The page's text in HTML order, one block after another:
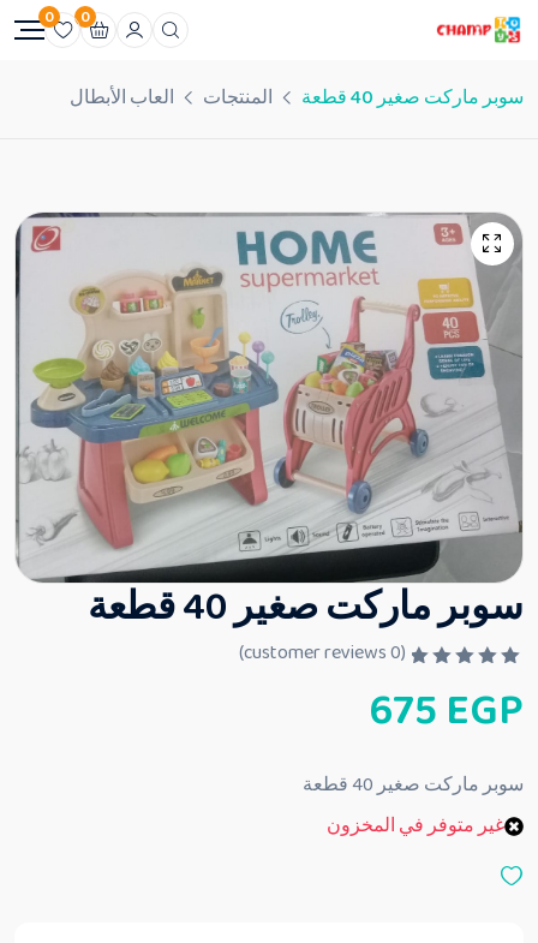
0
0
سوبر ماركت صغير 40 قطعة المنتجات العاب الأبطال
سوبر ماركت صغير 40 قطعة
م
ا
ي
م
ن
(
0
675EGP
سوبر ماركت صغير 40 قطعة
غير متوفر في المخزون